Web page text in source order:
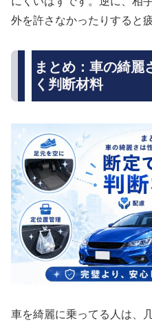
外を許さなかったりすると
まとめ：車の綺麗
く判断材料
車を綺麗に乗ってる人は、